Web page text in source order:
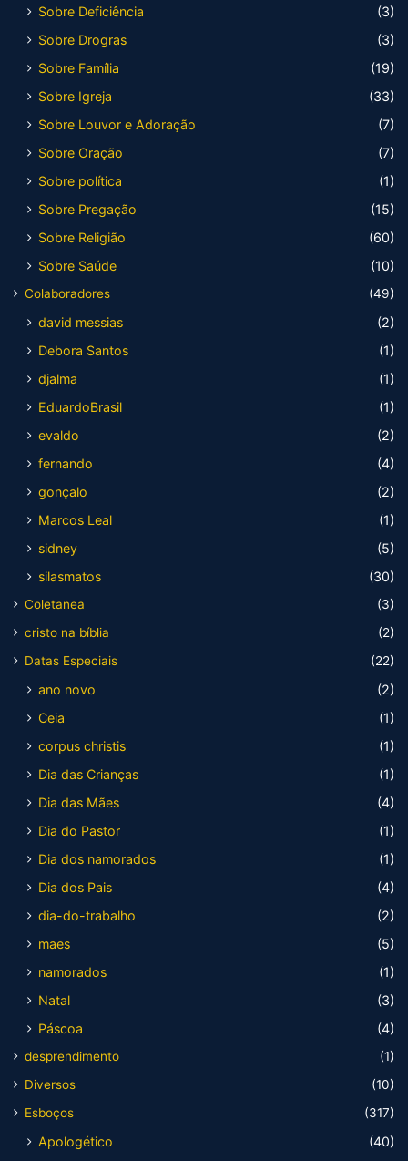
Sobre Deficiência
(3)
Sobre Drogras
(3)
Sobre Família
(19)
Sobre Igreja
(33)
Sobre Louvor e Adoração
(7)
Sobre Oração
(7)
Sobre política
(1)
Sobre Pregação
(15)
Sobre Religião
(60)
Sobre Saúde
(10)
Colaboradores (49)
david messias
(2)
Debora Santos
(1)
djalma
(1)
EduardoBrasil
(1)
evaldo
(2)
fernando
(4)
gonçalo
(2)
Marcos Leal
(1)
sidney
(5)
silasmatos
(30)
Coletanea
(3)
cristo na bíblia
(2)
Datas Especiais
(22)
ano novo
(2)
Ceia
(1)
corpus christis
(1)
Dia das Crianças
(1)
Dia das Mães
(4)
Dia do Pastor
(1)
Dia dos namorados
(1)
Dia dos Pais
(4)
dia-do-trabalho
(2)
maes
(5)
namorados
(1)
Natal
(3)
Páscoa
(4)
desprendimento
(1)
Diversos
(10)
Esboços
(317)
Apologético
(40)